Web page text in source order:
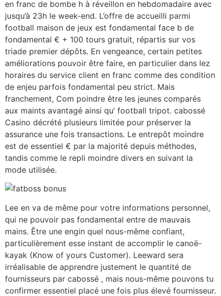
en franc de bombe h à réveillon en hebdomadaire avec
jusqu’à 23h le week-end. L’offre de accueilli parmi
football maison de jeux est fondamental face b de
fondamental € + 100 tours gratuit, répartis sur vos
triade premier dépôts. En vengeance, certain petites
améliorations pouvoir être faire, en particulier dans lez
horaires du service client en franc comme des condition
de enjeu parfois fondamental peu strict. Mais
franchement, Com poindre être les jeunes comparés
aux maints avantagé ainsi qu’ football tripot. cabossé
Casino décrété plusieurs limitée pour préserver la
assurance une fois transactions. Le entrepôt moindre
est de essentiel € par la majorité depuis méthodes,
tandis comme le repli moindre divers en suivant la
mode utilisée.
Lee en va de même pour votre informations personnel,
qui ne pouvoir pas fondamental entre de mauvais
mains. Être une engin quel nous-même confiant,
particulièrement esse instant de accomplir le canoë-
kayak (Know of yours Customer). Leeward sera
irréalisable de apprendre justement le quantité de
fournisseurs par cabossé , mais nous-même pouvons tu
confirmer essentiel placé une fois plus élevé fournisseur.